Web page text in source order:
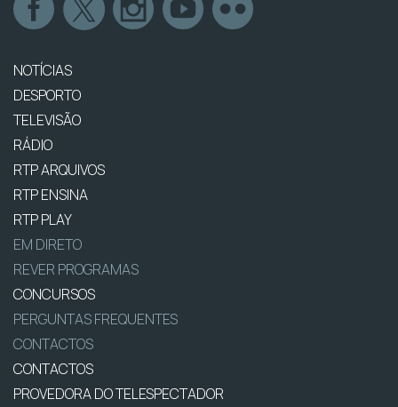
NOTÍCIAS
DESPORTO
TELEVISÃO
RÁDIO
RTP ARQUIVOS
RTP ENSINA
RTP PLAY
EM DIRETO
REVER PROGRAMAS
CONCURSOS
PERGUNTAS FREQUENTES
CONTACTOS
CONTACTOS
PROVEDORA DO TELESPECTADOR